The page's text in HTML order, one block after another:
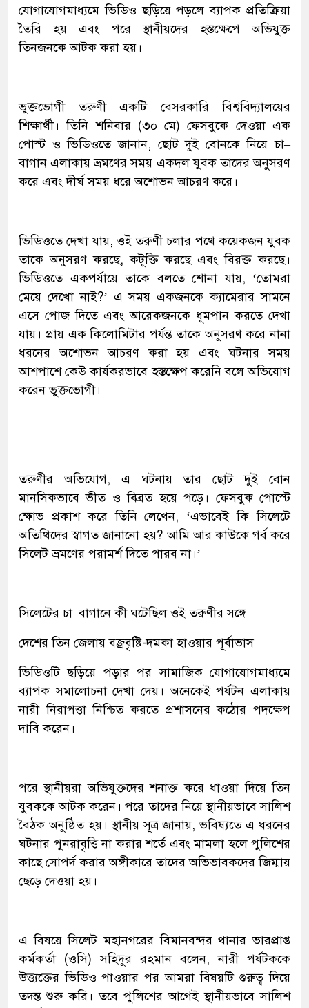
যোগাযোগমাধ্যমে ভিডিও ছড়িয়ে পড়লে ব্যাপক প্রতিক্রিয়া
তৈরি হয় এবং পরে স্থানীয়দের হস্তক্ষেপে অভিযুক্ত
তিনজনকে আটক করা হয়।
ভুক্তভোগী তরুণী একটি বেসরকারি বিশ্ববিদ্যালয়ের
শিক্ষার্থী। তিনি শনিবার (৩০ মে) ফেসবুকে দেওয়া এক
পোস্ট ও ভিডিওতে জানান, ছোট দুই বোনকে নিয়ে চা–
বাগান এলাকায় ভ্রমণের সময় একদল যুবক তাদের অনুসরণ
করে এবং দীর্ঘ সময় ধরে অশোভন আচরণ করে।
ভিডিওতে দেখা যায়, ওই তরুণী চলার পথে কয়েকজন যুবক
তাকে অনুসরণ করছে, কটূক্তি করছে এবং বিরক্ত করছে।
ভিডিওতে একপর্যায়ে তাকে বলতে শোনা যায়, ‘তোমরা
মেয়ে দেখো নাই?’ এ সময় একজনকে ক্যামেরার সামনে
এসে পোজ দিতে এবং আরেকজনকে ধূমপান করতে দেখা
যায়। প্রায় এক কিলোমিটার পর্যন্ত তাকে অনুসরণ করে নানা
ধরনের অশোভন আচরণ করা হয় এবং ঘটনার সময়
আশপাশে কেউ কার্যকরভাবে হস্তক্ষেপ করেনি বলে অভিযোগ
করেন ভুক্তভোগী।
তরুণীর অভিযোগ, এ ঘটনায় তার ছোট দুই বোন
মানসিকভাবে ভীত ও বিব্রত হয়ে পড়ে। ফেসবুক পোস্টে
ক্ষোভ প্রকাশ করে তিনি লেখেন, ‘এভাবেই কি সিলেটে
অতিথিদের স্বাগত জানানো হয়? আমি আর কাউকে গর্ব করে
সিলেট ভ্রমণের পরামর্শ দিতে পারব না।’
সিলেটের চা–বাগানে কী ঘটেছিল ওই তরুণীর সঙ্গে
দেশের তিন জেলায় বজ্রবৃষ্টি-দমকা হাওয়ার পূর্বাভাস
ভিডিওটি ছড়িয়ে পড়ার পর সামাজিক যোগাযোগমাধ্যমে
ব্যাপক সমালোচনা দেখা দেয়। অনেকেই পর্যটন এলাকায়
নারী নিরাপত্তা নিশ্চিত করতে প্রশাসনের কঠোর পদক্ষেপ
দাবি করেন।
পরে স্থানীয়রা অভিযুক্তদের শনাক্ত করে ধাওয়া দিয়ে তিন
যুবককে আটক করেন। পরে তাদের নিয়ে স্থানীয়ভাবে সালিশ
বৈঠক অনুষ্ঠিত হয়। স্থানীয় সূত্র জানায়, ভবিষ্যতে এ ধরনের
ঘটনার পুনরাবৃত্তি না করার শর্তে এবং মামলা হলে পুলিশের
কাছে সোপর্দ করার অঙ্গীকারে তাদের অভিভাবকদের জিম্মায়
ছেড়ে দেওয়া হয়।
এ বিষয়ে সিলেট মহানগরের বিমানবন্দর থানার ভারপ্রাপ্ত
কর্মকর্তা (ওসি) সহিদুর রহমান বলেন, নারী পর্যটককে
উত্ত্যক্তের ভিডিও পাওয়ার পর আমরা বিষয়টি গুরুত্ব দিয়ে
তদন্ত শুরু করি। তবে পুলিশের আগেই স্থানীয়ভাবে সালিশ